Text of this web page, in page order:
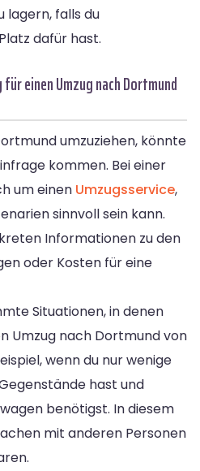
lagern, falls du
dafür hast.
einen Umzug nach Dortmund
umzuziehen, könnte
kommen. Bei einer
um einen Umzugsservice,
sinnvoll sein kann.
Informationen zu den
oder Kosten für eine
Situationen, in denen
Umzug nach Dortmund von
wenn du nur wenige
hast und
benötigst. In diesem
mit anderen Personen